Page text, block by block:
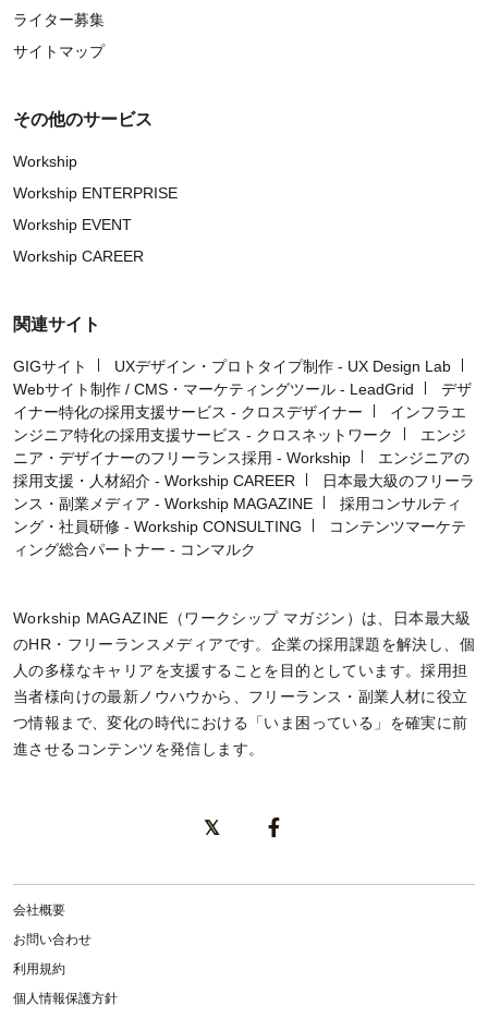
ライター募集
サイトマップ
その他のサービス
Workship
Workship ENTERPRISE
Workship EVENT
Workship CAREER
関連サイト
GIGサイト
UXデザイン・プロトタイプ制作 - UX Design Lab
Webサイト制作 / CMS・マーケティングツール - LeadGrid
デザ
イナー特化の採用支援サービス - クロスデザイナー
インフラエ
ンジニア特化の採用支援サービス - クロスネットワーク
エンジ
ニア・デザイナーのフリーランス採用 - Workship
エンジニアの
採用支援・人材紹介 - Workship CAREER
日本最大級のフリーラ
ンス・副業メディア - Workship MAGAZINE
採用コンサルティ
ング・社員研修 - Workship CONSULTING
コンテンツマーケテ
ィング総合パートナー - コンマルク
Workship MAGAZINE（ワークシップ マガジン）は、日本最大級
のHR・フリーランスメディアです。企業の採用課題を解決し、個
人の多様なキャリアを支援することを目的としています。採用担
当者様向けの最新ノウハウから、フリーランス・副業人材に役立
つ情報まで、変化の時代における「いま困っている」を確実に前
進させるコンテンツを発信します。
会社概要
お問い合わせ
利用規約
個人情報保護方針